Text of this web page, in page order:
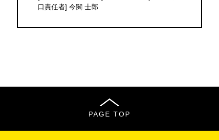
口責任者] 今関 士郎
PAGE TOP